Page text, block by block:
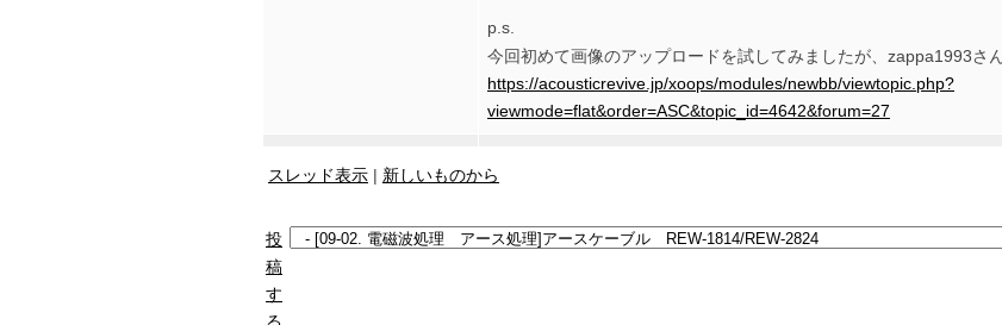
p.s.
今回初めて画像のアップロードを試してみましたが、zappa1993さ
https://acousticrevive.jp/xoops/modules/newbb/viewtopic.php?
viewmode=flat&order=ASC&topic_id=4642&forum=27
スレッド表示 | 新しいものから
投
稿
す